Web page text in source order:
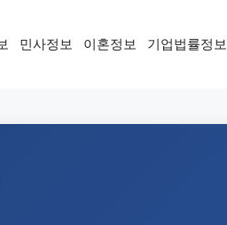
민사정보 이혼정보 기업법률정보